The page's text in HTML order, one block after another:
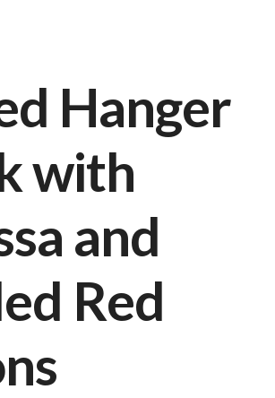
Hanger
with
and
Red